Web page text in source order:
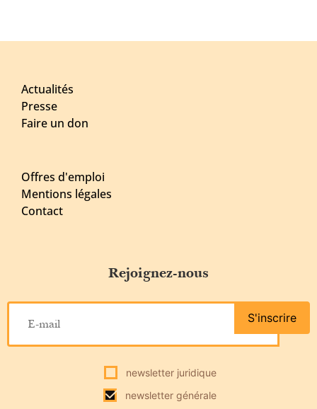
Actualités
Presse
Faire un don
Offres d'emploi
Mentions légales
Contact
Rejoignez-nous
newsletter juridique
newsletter générale
S'inscrire